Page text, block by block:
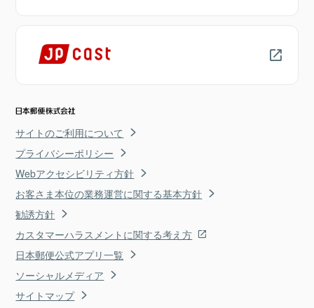
サイトのご利用について
プライバシーポリシー
Webアクセシビリティ方針
お客さま本位の業務運営に関する基本方針
勧誘方針
カスタマーハラスメントに関する考え方
日本郵便公式アプリ一覧
ソーシャルメディア
サイトマップ